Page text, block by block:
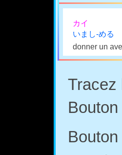
カイ
いまし-める
donner un
Tracez
Bouton
Bouton